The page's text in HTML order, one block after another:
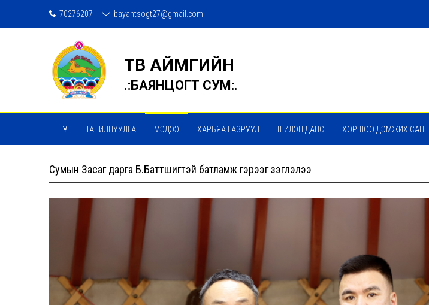
70276207 bayantsogt27@gmail.com
ТӨВ АЙМГИЙН
.:БАЯНЦОГТ СУМ:.
НҮҮР ТАНИЛЦУУЛГА МЭДЭЭ ХАРЬЯА ГАЗРУУД ШИЛЭН ДАНС ХОРШОО ДЭМЖИХ САН
Сумын Засаг дарга Б.Баттүшигтэй батламж гэрээг үзэглэлээ